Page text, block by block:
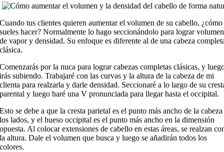
Cuando tus clientes quieren aumentar el volumen de su cabello,
sueles hacer? Normalmente lo hago seccionándolo para lograr volumen
de vapor y densidad. Su enfoque es diferente al de una cabeza
clásica.
Comenzarás por la nuca para lograr cabezas completas clásicas, y
irás subiendo. Trabajaré con las curvas y la altura de la cabeza de mi
clienta para realzarla y darle densidad. Seccionaré a lo largo de su
parental y luego haré una V pronunciada para llegar hasta el occipital.
Esto se debe a que la cresta parietal es el punto más ancho de la cabeza
los lados, y el hueso occipital es el punto más ancho en la dimensión
opuesta. Al colocar extensiones de cabello en estas áreas, se realzan
la altura. Dale el volumen que busca y luego se añadirán todos los
colores.